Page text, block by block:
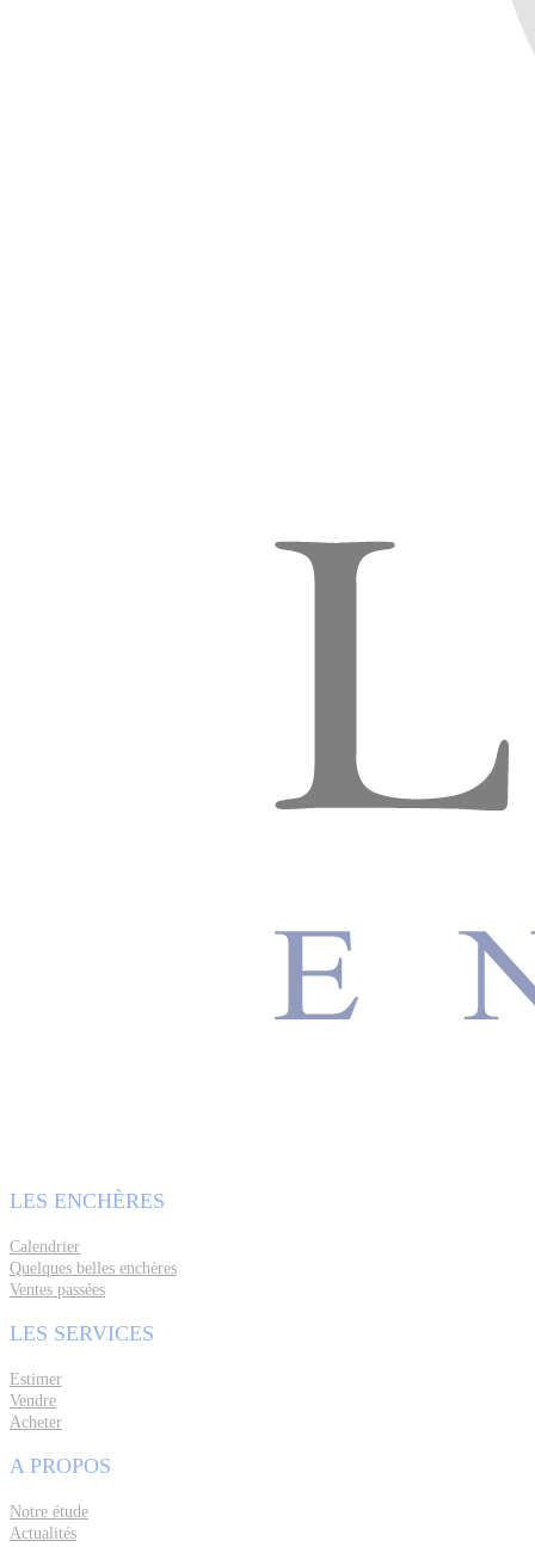
LES ENCHÈRES
Calendrier
Quelques belles enchères
Ventes passées
LES SERVICES
Estimer
Vendre
Acheter
A PROPOS
Notre étude
Actualités